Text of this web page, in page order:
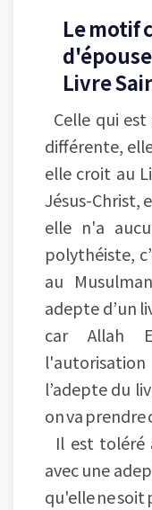
Le motif
Livre
Celle qui
différente,
elle croit au
Jésus-Christ,
elle n'a
polythéiste,
au
adepte d’un
car Allah
l’adepte du
on va prendre
Il est toléré
avec une
qu'elle ne soit